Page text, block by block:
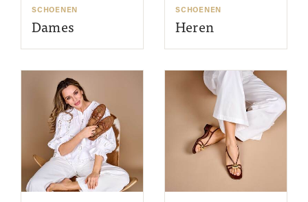
SCHOENEN
Dames
SCHOENEN
Heren